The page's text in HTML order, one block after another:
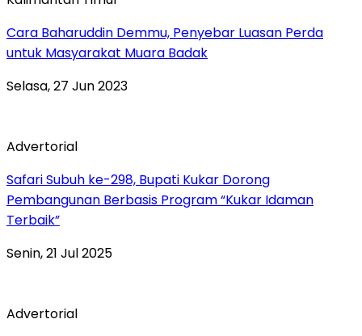
Cara Baharuddin Demmu, Penyebar Luasan Perda
untuk Masyarakat Muara Badak
Selasa, 27 Jun 2023
Advertorial
Safari Subuh ke-298, Bupati Kukar Dorong
Pembangunan Berbasis Program “Kukar Idaman
Terbaik”
Senin, 21 Jul 2025
Advertorial